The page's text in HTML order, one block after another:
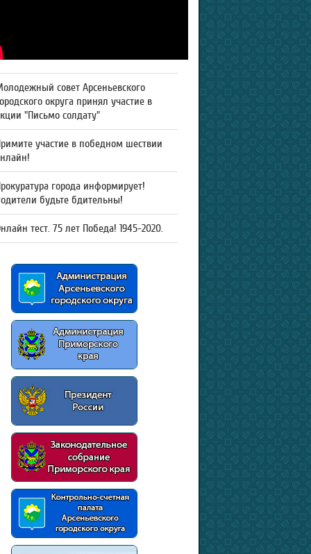
совет Арсеньевского
округа принял участие в
"Письмо солдату"
участие в победном шествии
города информирует!
будьте бдительны!
тест. 75 лет Победа! 1945-2020.